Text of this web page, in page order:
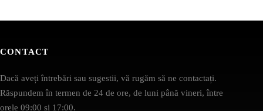
CONTACT
Dacă aveți întrebări sau sugestii, vă rugăm să ne contactați.
Răspundem în termen de 24 de ore, de luni până vineri, între
orele 09:00 și 17:00.